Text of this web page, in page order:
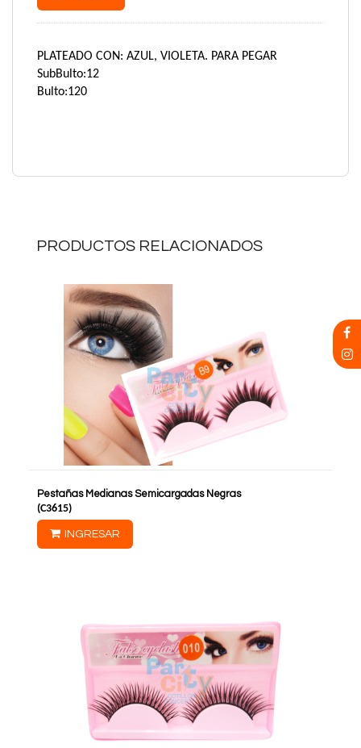
PLATEADO CON: AZUL, VIOLETA. PARA PEGAR
SubBulto:12
Bulto:120
PRODUCTOS RELACIONADOS
Pestañas Medianas Semicargadas Negras
(C3615)
INGRESAR